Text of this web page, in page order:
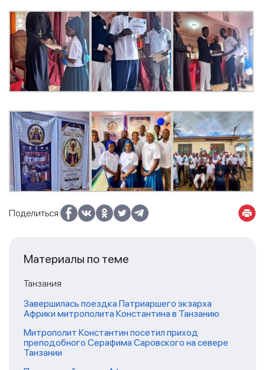
Поделиться:
Материалы по теме
Танзания
Завершилась поездка Патриаршего экзарха
Африки митрополита Константина в Танзанию
Митрополит Константин посетил приход
преподобного Серафима Саровского на севере
Танзании